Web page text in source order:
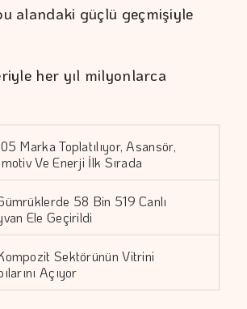
alandaki güçlü geçmişiyle
her yıl milyonlarca
Marka Toplatılıyor, Asansör,
Ve Enerji İlk Sırada
58 Bin 519 Canlı
Ele Geçirildi
Sektörünün Vitrini
Açıyor